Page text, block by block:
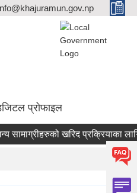
प्रोफाइल
खरिद प्रक्रियाका लागि